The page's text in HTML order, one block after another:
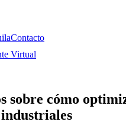
Contacto
Virtual
sobre cómo
industriales